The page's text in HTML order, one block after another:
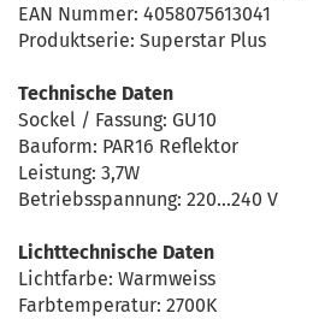
EAN Nummer: 4058075613041
Produktserie: Superstar Plus
Technische Daten
Sockel / Fassung: GU10
Bauform: PAR16 Reflektor
Leistung: 3,7W
Betriebsspannung: 220...240 V
Lichttechnische Daten
Lichtfarbe: Warmweiss
Farbtemperatur: 2700K